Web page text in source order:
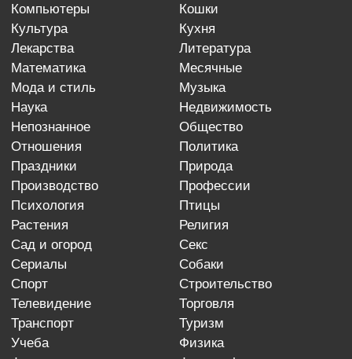
компьютеры
кошки
культура
кухня
лекарства
литература
математика
месячные
мода и стиль
музыка
наука
недвижимость
непознанное
общество
отношения
политика
праздники
природа
производство
профессии
психология
птицы
растения
религия
сад и огород
секс
сериалы
собаки
спорт
строительство
телевидение
торговля
транспорт
туризм
учеба
физика